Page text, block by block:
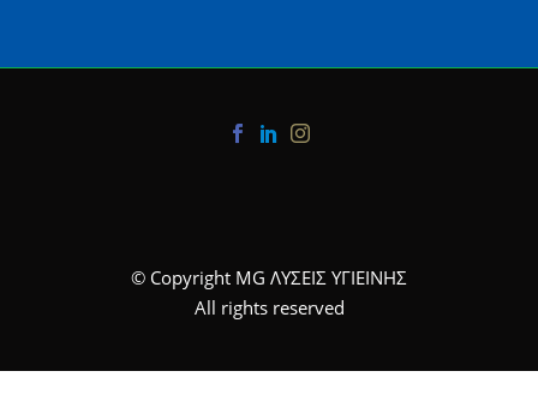
© Copyright MG ΛΥΣΕΙΣ ΥΓΙΕΙΝΗΣ
All rights reserved